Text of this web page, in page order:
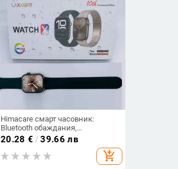
Himacare смарт часовник:
Bluetooth обаждания,
мониторинг на сърдечния
ритъм, следене на съня,
крачкомер, безжично
20.28 € /39.66 лв
add_shopping_cart